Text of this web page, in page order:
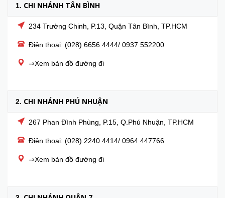
1. CHI NHÁNH TÂN BÌNH
234 Trường Chinh, P.13, Quận Tân Bình, TP.HCM
Điện thoại: (028) 6656 4444/ 0937 552200
⇒Xem bản đồ đường đi
2. CHI NHÁNH PHÚ NHUẬN
267 Phan Đình Phùng, P.15, Q.Phú Nhuận, TP.HCM
Điện thoại: (028) 2240 4414/ 0964 447766
⇒Xem bản đồ đường đi